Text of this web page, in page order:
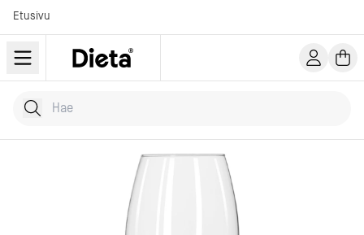
Etusivu
Hae tuotteita
Kirjoita hakusana...